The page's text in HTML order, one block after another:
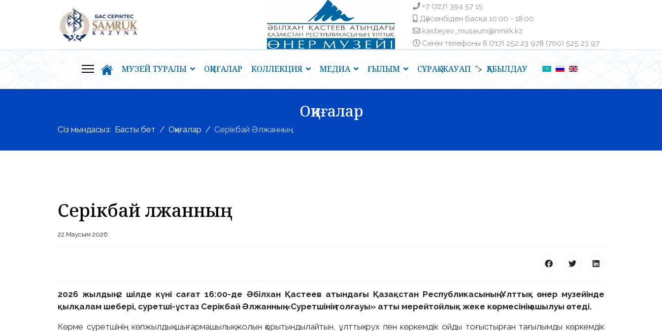
+7 (727) 394 57 15
Дүйсенбіден басқа ㅤ10:00 - 18:00
kasteyev_museum@nmirk.kz
Сенім телефоныㅤ 8 (717) 252 23 97ㅤ8 (700) 525 23 97
МУЗЕЙ ТУРАЛЫ ОҚИҒАЛАР КОЛЛЕКЦИЯ МЕДИА ҒЫЛЫМ СҰРАҚ-ЖАУАП "> ҚАБЫЛДАУ
Оқиғалар
Сіз мындасыз: Басты бет Оқиғалар Серікбай Әлжанның
Серікбай Әлжанның
22 Маусым 2026
2026 жылдың 2 шілде күні сағат 16:00-де Әбілхан Қастеев атындағы Қазақстан Республикасының Ұлттық өнер музейінде
қылқалам шебері, суретші-ұстаз Серікбай Әлжанның «Суретшінің толғауы» атты мерейтойлық жеке көрмесінің ашылуы өтеді.
Көрме суретшінің көпжылдық шығармашылық жолын қорытындылайтын, ұлттық рух пен көркемдік ойды тоғыстырған тағылымды көркемдік